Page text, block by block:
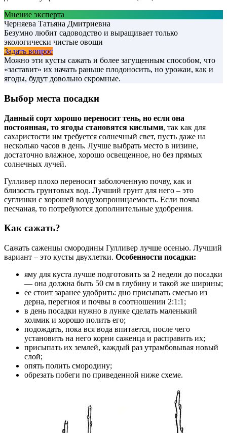
Мнение эксперта
Черняева Татьяна Дмитриевна
Безумно любит садоводство и выращивает только
экологически чистые овощи
Задать вопрос
Можно эти кусты сажать и более загущенным способом, что
«заставит» их начать раньше плодоносить, но урожаи, как и
ягоды, будут довольно скромные.
Выбор места посадки
Данный сорт хорошо переносит тень, но если она
постоянная, то ягоды становятся кислыми, так как для
сахаристости им требуется солнечный свет, пусть даже на
несколько часов в день. Лучше выбрать место в низине,
достаточно влажное, хорошо освещенное, но без прямых
солнечных лучей.
Гулливер плохо переносит заболоченную почву, как и
близость грунтовых вод. Лучший грунт для него – это
суглинки с хорошей воздухопроницаемость. Если почва
песчаная, то потребуются дополнительные удобрения.
Как сажать?
Сажать саженцы смородины Гулливер лучше осенью. Лучший
вариант – это кусты двухлетки. Особенности посадки:
яму для куста лучше подготовить за 2 недели до посадки
— она должна быть 50 см в глубину и такой же ширины;
ее стоит заранее удобрить: дно присыпать смесью из
дерна, перегноя и почвы в соотношении 2:1:1;
в день посадки нужно в лунке сделать маленький
холмик и хорошо полить его;
подождать, пока вся вода впитается, после чего
установить на него корни саженца и расправить их;
присыпать их землей, каждый раз утрамбовывая новый
слой;
опять полить смородину;
обрезать побеги по приведенной ниже схеме.